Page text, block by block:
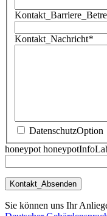
Kontakt_Nachricht*
DatenschutzOption
honeypot
Sie können uns Ihr